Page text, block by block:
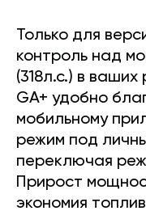
Только для
контроль над
(318л.с.) в ваших
GA+ удобно
мобильному
режим под
переключая
Прирост
экономия